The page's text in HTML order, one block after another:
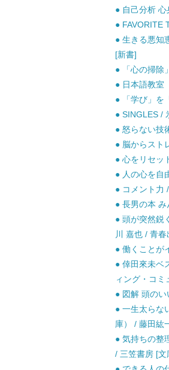
● 自己分析
● FAVORITE
● 生きる悪知
[新書]
● 「心の掃除
● 日本語教室
● 「学び」を
● SINGLES /
● 怒らない技
● 脳からスト
● 心をリセッ
● 人の心を自
● コメント力
● 長男の本
● 頭が突然鋭
川 嘉也 / 青
● 働くことが
● 倖田來未ベ
ィング・コミ
● 図解 頭の
● 一生太らな
庫） / 藤田紘
● 気持ちの整
/ 三笠書房 [文